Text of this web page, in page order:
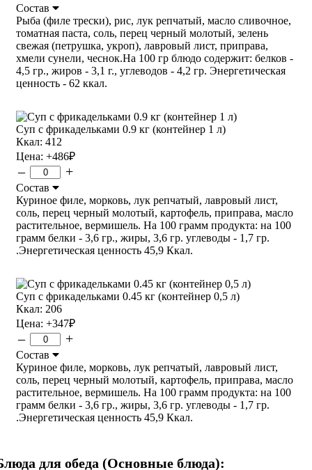
Состав
Рыба (филе трески), рис, лук репчатый, масло сливочное,
томатная паста, соль, перец черный молотый, зелень
свежая (петрушка, укроп), лавровый лист, приправа,
хмели сунели, чеснок.На 100 гр блюдо содержит: белков -
4,5 гр., жиров - 3,1 г., углеводов - 4,2 гр. Энергетическая
ценность - 62 ккал.
Суп с фрикадельками 0.9 кг (контейнер 1 л)
Ккал: 412
Цена: +486₽
– +
Состав
Куриное филе, морковь, лук репчатый, лавровый лист,
соль, перец черный молотый, картофель, приправа, масло
растительное, вермишель. На 100 грамм продукта: на 100
грамм белки - 3,6 гр., жиры, 3,6 гр. углеводы - 1,7 гр.
.Энергетическая ценность 45,9 Ккал.
Суп с фрикадельками 0.45 кг (контейнер 0,5 л)
Ккал: 206
Цена: +347₽
– +
Состав
Куриное филе, морковь, лук репчатый, лавровый лист,
соль, перец черный молотый, картофель, приправа, масло
растительное, вермишель. На 100 грамм продукта: на 100
грамм белки - 3,6 гр., жиры, 3,6 гр. углеводы - 1,7 гр.
.Энергетическая ценность 45,9 Ккал.
для обеда (Основные блюда):